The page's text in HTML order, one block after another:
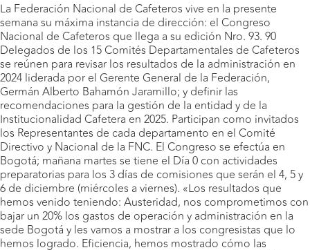
La Federación Nacional de Cafeteros vive en la presente
semana su máxima instancia de dirección: el Congreso
Nacional de Cafeteros que llega a su edición Nro. 93. 90
Delegados de los 15 Comités Departamentales de Cafeteros
se reúnen para revisar los resultados de la administración en
2024 liderada por el Gerente General de la Federación,
Germán Alberto Bahamón Jaramillo; y definir las
recomendaciones para la gestión de la entidad y de la
Institucionalidad Cafetera en 2025. Participan como invitados
los Representantes de cada departamento en el Comité
Directivo y Nacional de la FNC. El Congreso se efectúa en
Bogotá; mañana martes se tiene el Día 0 con actividades
preparatorias para los 3 días de comisiones que serán el 4, 5 y
6 de diciembre (miércoles a viernes). «Los resultados que
hemos venido teniendo: Austeridad, nos comprometimos con
bajar un 20% los gastos de operación y administración en la
sede Bogotá y les vamos a mostrar a los congresistas que lo
hemos logrado. Eficiencia, hemos mostrado cómo las